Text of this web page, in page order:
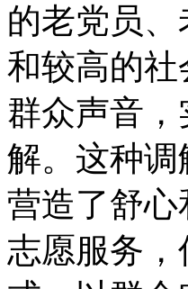
的老党员
和较高的
群众声音
解。这种
营造了舒
志愿服务